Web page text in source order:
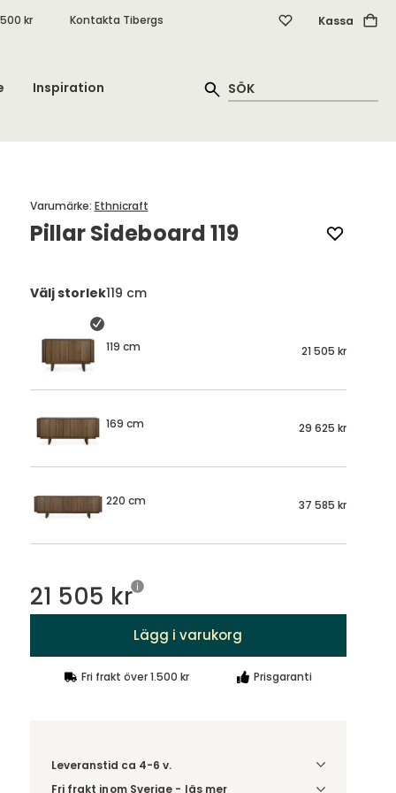
kr Kontakta Tibergs Kassa
Inspiration
Pillar Sideboard 119
Varumärke: Ethnicraft
Välj storlek119 cm
119 cm 21 505 kr
169 cm 29 625 kr
220 cm 37 585 kr
21 505 kr
Lägg i varukorg
Fri frakt över 1.500 kr Prisgaranti
Leveranstid ca 4-6 v.
Fri frakt inom Sverige - läs mer